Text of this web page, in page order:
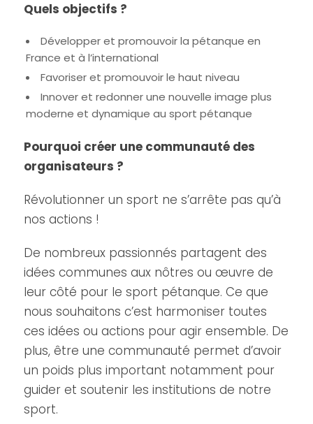
Quels objectifs ?
Développer et promouvoir la pétanque en
France et à l’international
Favoriser et promouvoir le haut niveau
Innover et redonner une nouvelle image plus
moderne et dynamique au sport pétanque
Pourquoi créer une communauté des
organisateurs ?
Révolutionner un sport ne s’arrête pas qu’à
nos actions !
De nombreux passionnés partagent des
idées communes aux nôtres ou œuvre de
leur côté pour le sport pétanque. Ce que
nous souhaitons c’est harmoniser toutes
ces idées ou actions pour agir ensemble. De
plus, être une communauté permet d’avoir
un poids plus important notamment pour
guider et soutenir les institutions de notre
sport.